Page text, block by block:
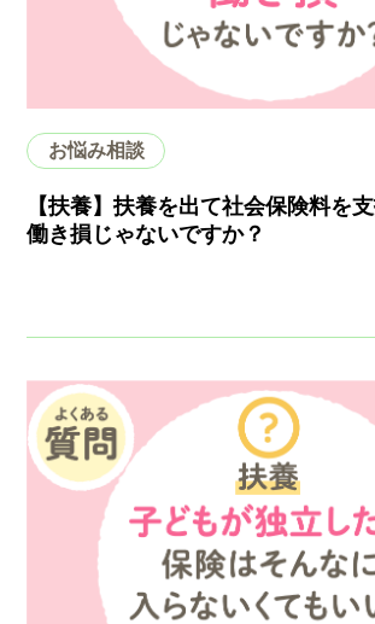
お悩み相談
【扶養】扶養を出て社会保険料を
働き損じゃないですか？